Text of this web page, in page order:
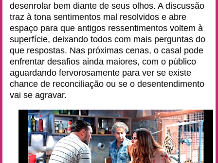
desenrolar bem diante de seus olhos. A discussão
traz à tona sentimentos mal resolvidos e abre
espaço para que antigos ressentimentos voltem à
superfície, deixando todos com mais perguntas do
que respostas. Nas próximas cenas, o casal pode
enfrentar desafios ainda maiores, com o público
aguardando fervorosamente para ver se existe
chance de reconciliação ou se o desentendimento
vai se agravar.